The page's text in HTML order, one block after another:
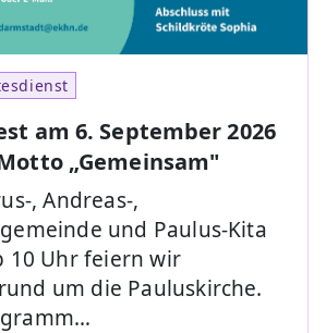
am 6. September 2026
„Gemeinsam"
, Andreas-,
und Paulus-Kita
10 Uhr feiern wir
um die Pauluskirche.